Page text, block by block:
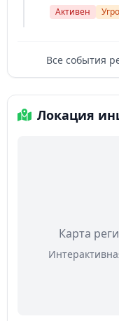
Активен
Все события
Локация
Карта